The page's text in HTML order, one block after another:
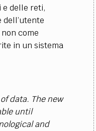
e delle reti,
come
in un sistema
data. The new
until
and